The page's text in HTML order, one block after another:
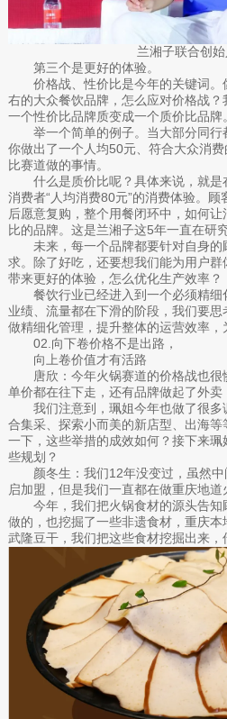
兰湘子联合创
第三个是更好的体验。
价格战、性价比是今年的关键词
右的大众餐饮品牌，怎么应对价格战
一个性价比品牌质变成一个质价比品牌。
举一个简单的例子。当大部分同行
你做出了一个人均50元、符合大众消
比赛道做的事情。
什么是质价比呢？具体来说，就
消费者“人均消费80元”的消费体验。
后愿意复购，整个用餐闭环中，如何
比的品牌。这是兰湘子这5年一直在研
未来，每一个品牌都要针对自身
求。除了好吃，还要想我们能为用户
带来更好的体验，怎么优化生产效率？
餐饮行业已经进入到一个必须精
业绩、流量都在下滑的阶段，我们要思
做精细化管理，提升整体的运营效率，
02.向下卷价格不是出路，
向上卷价值才有活路
唐欣：今年火锅赛道的价格战也
单价都在往下走，还有品牌做起了外卖
我们注意到，珮姐今年也做了很
合集采、探索小而美的新店型、出海
一下，这些举措的成效如何？接下来
些规划？
颜冬生：我们12年没变过，虽然
启加盟，但是我们一直都在做重庆地道
今年，我们把火锅食材的源头告
做的，也挖掘了一些非遗食材，重庆
武隆豆干，我们把这些食材挖掘出来，